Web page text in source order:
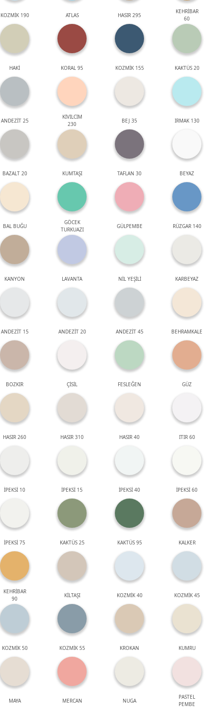
KOZMİK 190 ATLAS HASIR 295
KEHRİBAR
60
HAKİ KORAL 95 KOZMİK 155 KAKTÜS 20
ANDEZİT 25
KIVILCIM
230
BEJ 35 IRMAK 130
BAZALT 20 KUMTAŞI TAFLAN 30 BEYAZ
BAL BUĞU
GÖCEK
TURKUAZI
GÜLPEMBE RÜZGAR 140
KANYON LAVANTA NİL YEŞİLİ KARBEYAZ
ANDEZİT 15 ANDEZİT 20 ANDEZİT 45 BEHRAMKALE
BOZKIR ÇİSİL FESLEĞEN GÜZ
HASIR 260 HASIR 310 HASIR 40 ITIR 60
İPEKSİ 10 İPEKSİ 15 İPEKSİ 40 İPEKSİ 60
İPEKSİ 75 KAKTÜS 25 KAKTÜS 95 KALKER
KEHRİBAR
90
KİLTAŞI KOZMİK 40 KOZMİK 45
KOZMİK 50 KOZMİK 55 KROKAN KUMRU
MAYA MERCAN NUGA
PASTEL
PEMBE